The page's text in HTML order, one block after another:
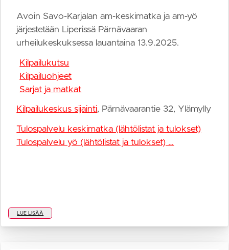
Avoin Savo-Karjalan am-keskimatka ja am-yö
järjestetään Liperissä Pärnävaaran
urheilukeskuksessa lauantaina 13.9.2025.
Kilpailukutsu
Kilpailuohjeet
Sarjat ja matkat
Kilpailukeskus sijainti, Pärnävaarantie 32, Ylämylly
Tulospalvelu keskimatka (lähtölistat ja tulokset)
Tulospalvelu yö (lähtölistat ja tulokset) …
LUE LISÄÄ